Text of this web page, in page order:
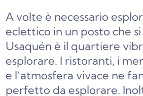
A volte è necessario
eclettico in un posto che
Usaquén è il quartiere
esplorare. I ristoranti, i
e l’atmosfera vivace ne
perfetto da esplorare.